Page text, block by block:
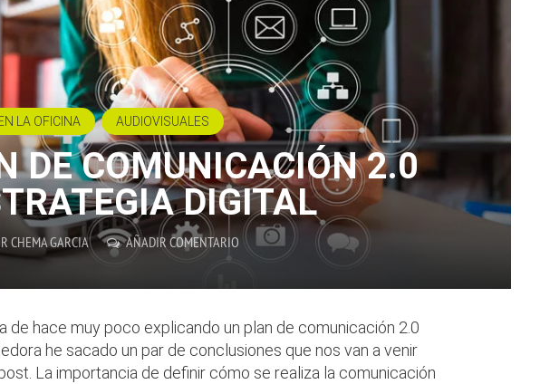
LA OFICINA AUDIOVISUALES
DE COMUNICACIÓN 2.0
DIGITAL
CHEMA GARCIA AÑADIR COMENTARIO
de hace muy poco explicando un plan de comunicación 2.0
he sacado un par de conclusiones que nos van a venir
La importancia de definir cómo se realiza la comunicación